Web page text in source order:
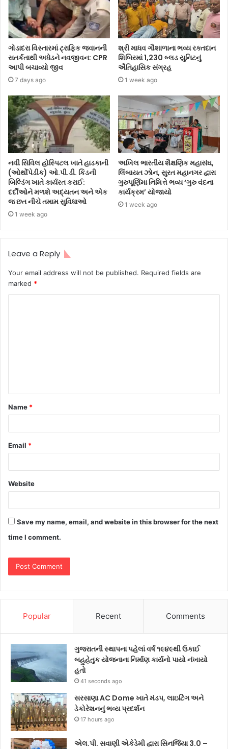
ગોડાદરા વિસ્તારમાં ટ્રાફિક જવાનની
સતર્કતાથી અધેડને નવજીવન: CPR
આપી બચાવ્યો જીવ
7 days ago
શ્રી માધવ ગૌશાળાના ભવ્ય રક્તદાન
શિબિરમાં 1,230 બ્લડ યુનિટનું
ઐતિહાસિક સંગ્રહ
1 week ago
નવી સિવિલ હોસ્પિટલ ખાતે હાડકાની
(ઓર્થોપેડીક) ઓ.પી.ડી. કિડની
બિલ્ડિંગ ખાતે કાર્યરત કરાઈ:
દર્દીઓને મળશે અદ્યતન અને એક
જ છત નીચે તમામ સુવિધાઓ
1 week ago
અખિલ ભારતીય શૈક્ષણિક મહાસંઘ,
લિંબાયત ઝોન, સુરત મહાનગર દ્વારા
ગુરુપૂર્ણિમા નિમિત્તે ભવ્ય ‘ગુરુ વંદના
કાર્યક્રમ’ યોજાયો
1 week ago
Leave a Reply
Your email address will not be published. Required fields are
marked *
Name *
Email *
Website
Save my name, email, and website in this browser for the next
time I comment.
Popular Recent Comments
ગુજરાતની સ્થાપના પહેલાં વર્ષ ૧૯૪૯થી ઉકાઈ
બહુહેતુક યોજનાના નિર્માણ કાર્યનો પાયો નંખાયો
હતો
41 seconds ago
સરસાણા AC Dome ખાતે મંડપ, લાઇટિંગ અને
ડેકોરેશનનું ભવ્ય પ્રદર્શન
17 hours ago
એલ.પી. સવાણી એકેડેમી દ્વારા સિનર્જિયા 3.0 –